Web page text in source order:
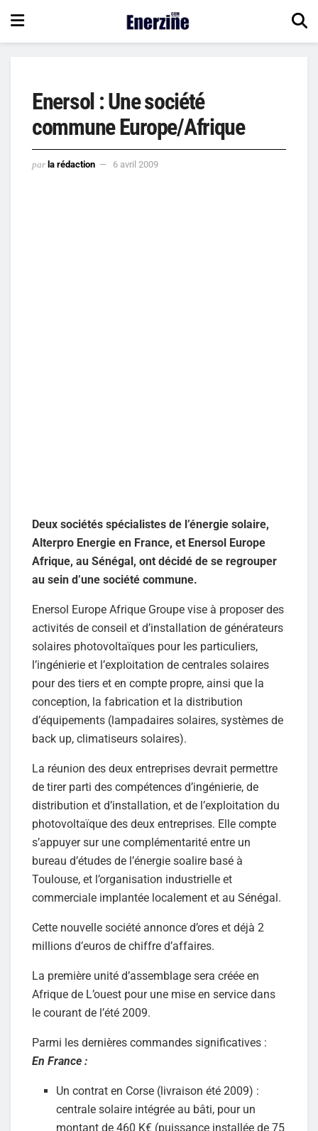
Enersol : Une société
commune Europe/Afrique
par la rédaction 6 avril 2009
Deux sociétés spécialistes de l’énergie solaire,
Alterpro Energie en France, et Enersol Europe
Afrique, au Sénégal, ont décidé de se regrouper
au sein d’une société commune.
Enersol Europe Afrique Groupe vise à proposer des
activités de conseil et d’installation de générateurs
solaires photovoltaïques pour les particuliers,
l’ingénierie et l’exploitation de centrales solaires
pour des tiers et en compte propre, ainsi que la
conception, la fabrication et la distribution
d’équipements (lampadaires solaires, systèmes de
back up, climatiseurs solaires).
La réunion des deux entreprises devrait permettre
de tirer parti des compétences d’ingénierie, de
distribution et d’installation, et de l’exploitation du
photovoltaïque des deux entreprises. Elle compte
s’appuyer sur une complémentarité entre un
bureau d’études de l’énergie soalire basé à
Toulouse, et l’organisation industrielle et
commerciale implantée localement et au Sénégal.
Cette nouvelle société annonce d’ores et déjà 2
millions d’euros de chiffre d’affaires.
La première unité d’assemblage sera créée en
Afrique de L’ouest pour une mise en service dans
le courant de l’été 2009.
Parmi les dernières commandes significatives :
En France :
Un contrat en Corse (livraison été 2009) :
centrale solaire intégrée au bâti, pour un
montant de 460 K€ (puissance installée de 75